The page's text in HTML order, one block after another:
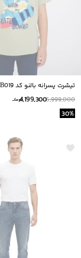
تیشرت پسرانه بالنو کد 8225201B019
5,999,000
4,199,300تومانــ
30%